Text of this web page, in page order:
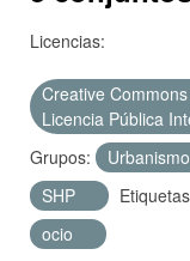
Licencias:
Creative
Licencia Pública
Grupos:
SHP
ocio